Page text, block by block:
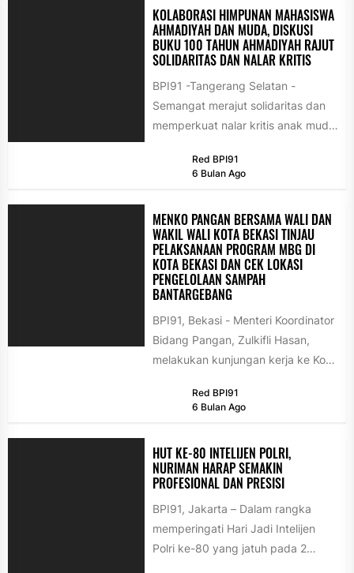
KOLABORASI HIMPUNAN MAHASISWA
AHMADIYAH DAN MUDA, DISKUSI
BUKU 100 TAHUN AHMADIYAH RAJUT
SOLIDARITAS DAN NALAR KRITIS
BPI91 -Tangerang Selatan -
Semangat merajut solidaritas dan
memperkuat nalar kritis anak muda
“Muslim Ahmadiyah...
Red BPI91
6 Bulan Ago
MENKO PANGAN BERSAMA WALI DAN
WAKIL WALI KOTA BEKASI TINJAU
PELAKSANAAN PROGRAM MBG DI
KOTA BEKASI DAN CEK LOKASI
PENGELOLAAN SAMPAH
BANTARGEBANG
BPI91, Bekasi - Menteri Koordinator
Bidang Pangan, Zulkifli Hasan,
melakukan kunjungan kerja ke Kota
pelaksanaan program...
Red BPI91
6 Bulan Ago
HUT KE-80 INTELIJEN POLRI,
NURIMAN HARAP SEMAKIN
PROFESIONAL DAN PRESISI
BPI91, Jakarta – Dalam rangka
memperingati Hari Jadi Intelijen
Polri ke-80 yang jatuh pada 2